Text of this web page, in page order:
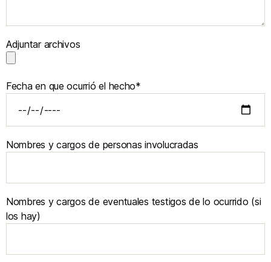
Adjuntar archivos
Fecha en que ocurrió el hecho*
Nombres y cargos de personas involucradas
Nombres y cargos de eventuales testigos de lo ocurrido (si
los hay)